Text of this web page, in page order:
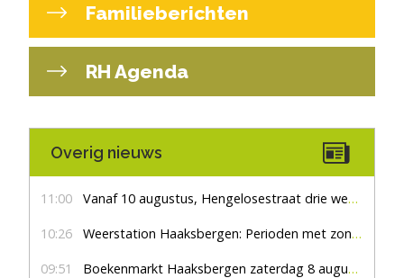
Familieberichten
RH Agenda
Overig nieuws
11:00 Vanaf 10 augustus, Hengelosestraat drie weken dicht voor doorgaand verkeer
10:26 Weerstation Haaksbergen: Perioden met zon en droog
09:51 Boekenmarkt Haaksbergen zaterdag 8 augustus, marktplein Haaksbergen